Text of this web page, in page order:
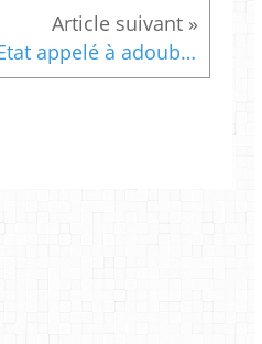
> AFP: L'Etat appelé à adouber le plus gros projet de quartier du Grand Paris, porté par Roland Castro